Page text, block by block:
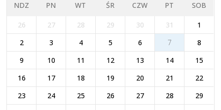
NDZ PN WT ŚR CZW PT SOB
26 27 28 29 30 31
1
2
3 4 5 6 7
8
9
10 11 12 13 14
15
16
17 18 19 20 21
22
23
24 25 26 27 28
29